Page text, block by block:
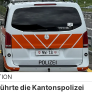
die Kantonspolizei